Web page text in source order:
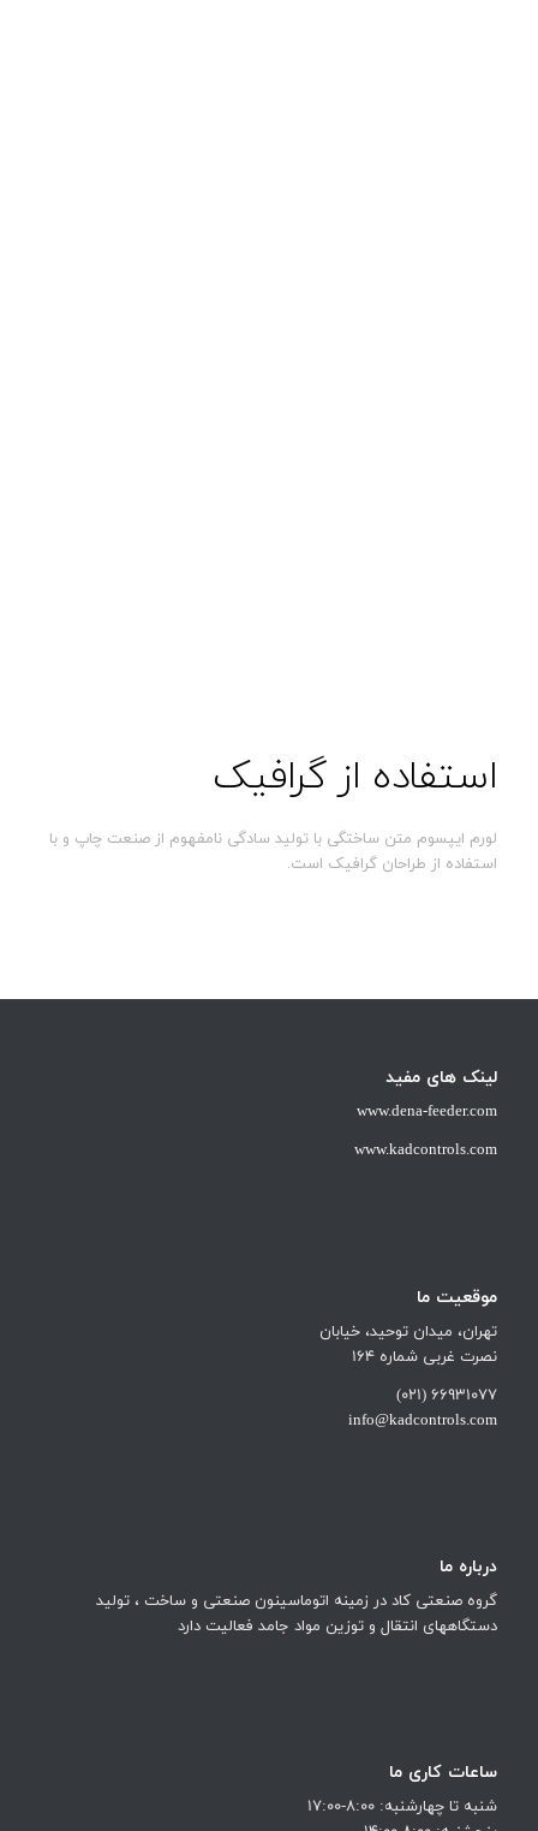
استفاده از گرافیک
لورم ایپسوم متن ساختگی با تولید سادگی نامفهوم از صنعت چاپ و با
استفاده از طراحان گرافیک است.
لینک های مفید
www.dena-feeder.com
www.kadcontrols.com
موقعیت ما
تهران، میدان توحید، خیابان
نصرت غربی شماره 164
66931077 (021)
info@kadcontrols.com
درباره ما
گروه صنعتی کاد در زمینه اتوماسینون صنعتی و ساخت ، تولید
دستگاههای انتقال و توزین مواد جامد فعالیت دارد
ساعات کاری ما
شنبه تا چهارشنبه: 8:00-17:00